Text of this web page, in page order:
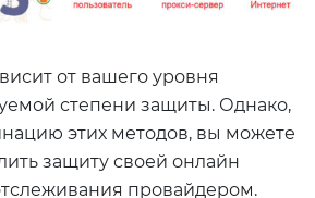
от вашего уровня
степени защиты. Однако,
этих методов, вы можете
защиту своей онлайн
провайдером.